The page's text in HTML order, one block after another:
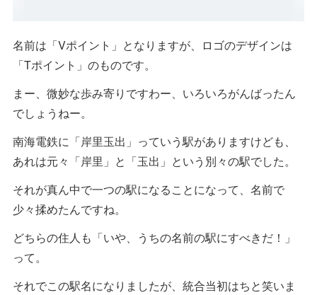
名前は「Vポイント」となりますが、ロゴのデザインは
「Tポイント」のものです。
まー、微妙な歩み寄りですわー、いろいろがんばったん
でしょうねー。
南海電鉄に「岸里玉出」っていう駅がありますけども、
あれは元々「岸里」と「玉出」という別々の駅でした。
それが真ん中で一つの駅になることになって、名前で
少々揉めたんですね。
どちらの住人も「いや、うちの名前の駅にすべきだ！」
って。
それでこの駅名になりましたが、統合当初はちと笑いま